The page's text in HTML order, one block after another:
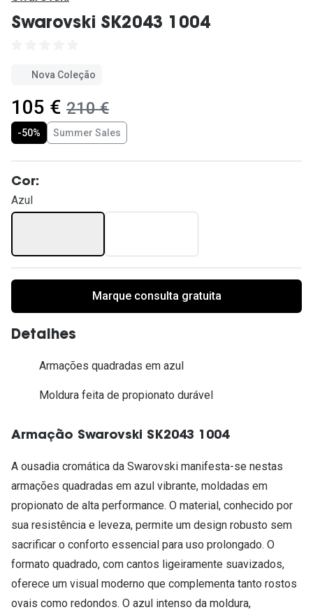
Swarovski SK2043 1004
Nova Coleção
agora:
105 € era:
210 €
-50% Summer Sales
Cor:
Azul
Marque consulta gratuita
Detalhes
Armações quadradas em azul
Moldura feita de propionato durável
Armação Swarovski SK2043 1004
A ousadia cromática da Swarovski manifesta-se nestas
armações quadradas em azul vibrante, moldadas em
propionato de alta performance. O material, conhecido por
sua resistência e leveza, permite um design robusto sem
sacrificar o conforto essencial para uso prolongado. O
formato quadrado, com cantos ligeiramente suavizados,
oferece um visual moderno que complementa tanto rostos
ovais como redondos. O azul intenso da moldura,